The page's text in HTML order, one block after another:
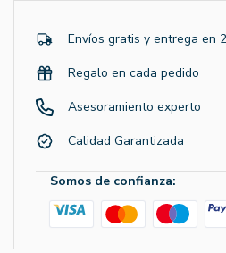
Envíos gratis y entrega en
Regalo en cada pedido
Asesoramiento experto
Calidad Garantizada
Somos de confianza: